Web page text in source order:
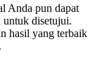
Anda pun dapat
untuk disetujui.
hasil yang terbaik